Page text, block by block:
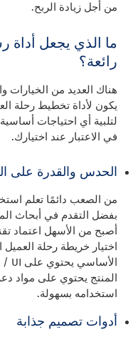
من أجل زيادة الربح.
ما الذي يجعل أداة
رائعة؟
هناك العديد من
يكون لأداة تخطيط رحلة
لتلبية أي احتياجات
في الاعتبار عند اختيارك.
الحدس والقدرة على
من الصعب دائمًا تعلم
بفضل التقدم في أبحاث
أصبح من الأسهل اعتماد
اختيار خريطة رحلة
المنتج يحتوي على مواد
استخدامه بسهولة.
أدوات تصميم جذابة